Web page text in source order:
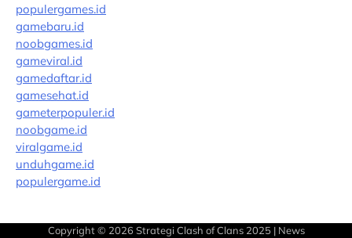
populergames.id
gamebaru.id
noobgames.id
gameviral.id
gamedaftar.id
gamesehat.id
gameterpopuler.id
noobgame.id
viralgame.id
unduhgame.id
populergame.id
Copyright © 2026 Strategi Clash of Clans 2025| News